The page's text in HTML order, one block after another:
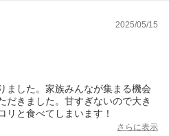
2025/05/15
ました。家族みんなが集まる機会
だきました。甘すぎないので大き
リと食べてしまいます！
さらに表示